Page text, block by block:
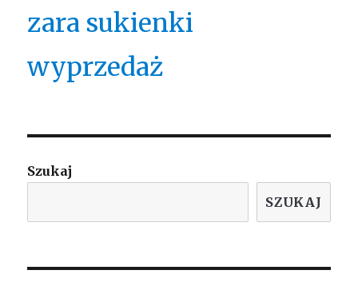
zara sukienki
wyprzedaż
Szukaj
SZUKAJ